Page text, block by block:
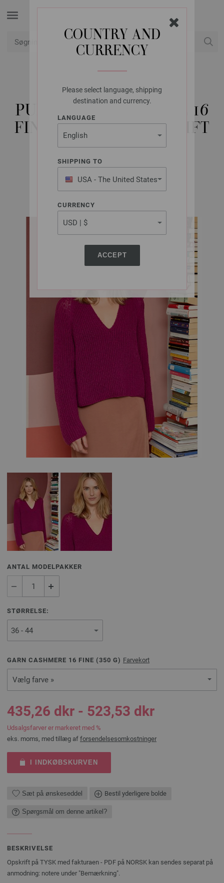
COUNTRY AND
CURRENCY
Please select language, shipping
destination and currency.
LANGUAGE
SHIPPING TO
USA - The United States
of America
CURRENCY
ACCEPT
LANA GROSSA
PULLOVER CASHMERE 16
FINE - STRIKKEOPSKRIFT
(NO)
ANTAL MODELPAKKER
STØRRELSE:
GARN CASHMERE 16 FINE (350 G) Farvekort
Vælg farve »
435,26 dkr - 523,53 dkr
Udsalgsfarver er markeret med %
eks. moms, med tillæg af forsendelsesomkostninger
I INDKØBSKURVEN
Sæt på ønskeseddel Bestil yderligere bolde
Spørgsmål om denne artikel?
BESKRIVELSE
Opskrift på TYSK med fakturaen - PDF på NORSK kan sendes separat på
anmodning: notere under "Bemærkning".